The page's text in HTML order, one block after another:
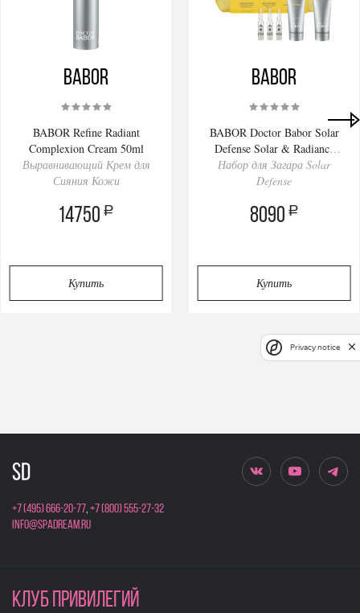
BABOR
BABOR Refine Radiant
Complexion Cream 50ml
Выравнивающий Крем для
Сияния Кожи
14750 a
Купить
BABOR
BABOR Doctor Babor Solar
Defense Solar & Radiance
Routine Set
Набор для Загара Solar
Defense
8090 a
Купить
+7 (495) 666-20-77,+7 (800) 555-27-32
info@spadream.ru
КЛУБ ПРИВИЛЕГИЙ
Privacy notice